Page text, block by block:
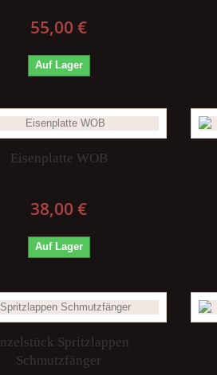
55,00 €
Auf Lager
Eisenplatte WOB
38,00 €
Auf Lager
Spritzlappen
Schmutzfänger